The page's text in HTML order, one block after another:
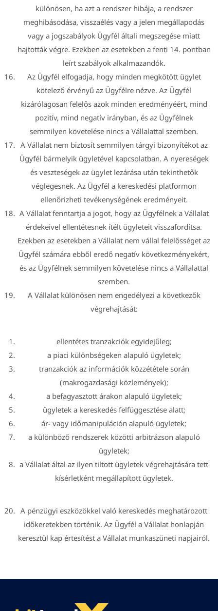
különösen, ha azt a rendszer hibája, a rendszer
meghibásodása, visszaélés vagy a jelen megállapodás
vagy a jogszabályok Ügyfél általi megszegése miatt
hajtották végre. Ezekben az esetekben a fenti 14. pontban
leírt szabályok alkalmazandók.
Az Ügyfél elfogadja, hogy minden megkötött ügylet
kötelező érvényű az Ügyfélre nézve. Az Ügyfél
kizárólagosan felelős azok minden eredményéért, mind
pozitív, mind negatív irányban, és az Ügyfélnek
semmilyen követelése nincs a Vállalattal szemben.
A Vállalat nem biztosít semmilyen tárgyi bizonyítékot az
Ügyfél bármelyik ügyletével kapcsolatban. A nyereségek
és veszteségek az ügylet lezárása után tekinthetők
véglegesnek. Az Ügyfél a kereskedési platformon
ellenőrizheti tevékenységének eredményeit.
A Vállalat fenntartja a jogot, hogy az Ügyfélnek a Vállalat
érdekeivel ellentétesnek ítélt ügyleteit visszafordítsa.
Ezekben az esetekben a Vállalat nem vállal felelősséget az
Ügyfél számára ebből eredő negatív következményekért,
és az Ügyfélnek semmilyen követelése nincs a Vállalattal
szemben.
A Vállalat különösen nem engedélyezi a következők
végrehajtását:
ellentétes tranzakciók egyidejűleg;
a piaci különbségeken alapuló ügyletek;
tranzakciók az információk közzététele során
(makrogazdasági közlemények);
a befagyasztott árakon alapuló ügyletek;
ügyletek a kereskedés felfüggesztése alatt;
ár- vagy időmanipuláción alapuló ügyletek;
a különböző rendszerek közötti arbitrázson alapuló
ügyletek;
a Vállalat által az ilyen tiltott ügyletek végrehajtására tett
kísérletként megállapított ügyletek.
A pénzügyi eszközökkel való kereskedés meghatározott
időkeretekben történik. Az Ügyfél a Vállalat honlapján
keresztül kap értesítést a Vállalat munkaszüneti napjairól.